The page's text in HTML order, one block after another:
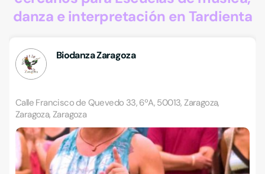
danza e interpretación en Tardienta
Biodanza Zaragoza
Calle Francisco de Quevedo 33, 6ºA, 50013, Zaragoza,
Zaragoza, Zaragoza